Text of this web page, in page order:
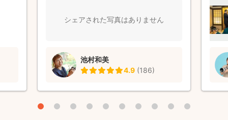
シェアされた写真はありません
池村和美
4.9 (186)
らっ
りた
かく
で
だ
す。